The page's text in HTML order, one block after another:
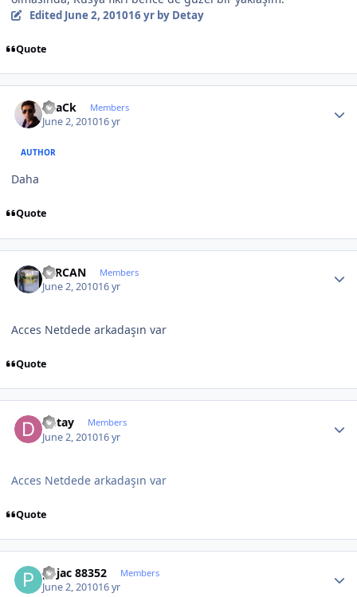
Edited June 2, 201016 yrby Detay
Quote
BLaCk Members
June 2, 201016 yr
AUTHOR
Daha
Quote
SERCAN Members
June 2, 201016 yr
Acces Netdede arkadaşın var
Quote
Detay Members
June 2, 201016 yr
Acces Netdede arkadaşın var
Quote
pojac 88352 Members
June 2, 201016 yr